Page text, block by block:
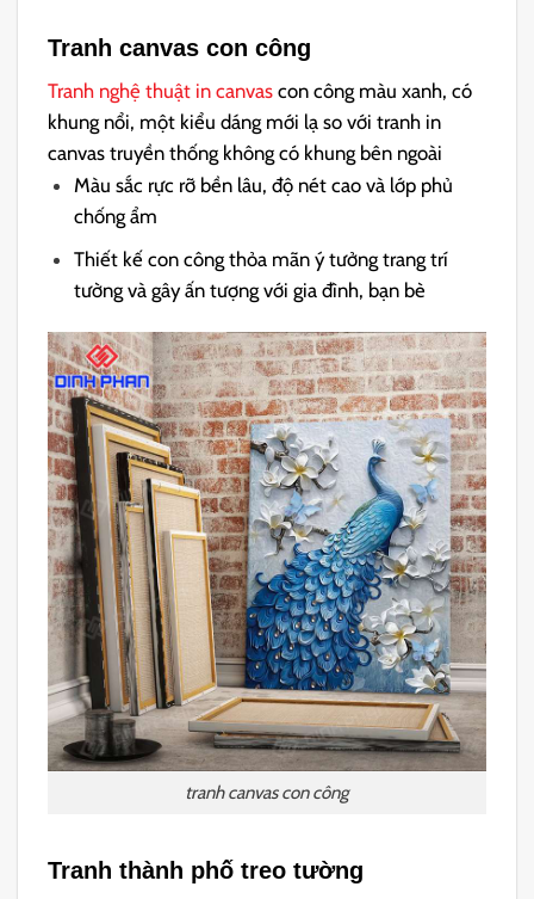
Tranh canvas con công
Tranh nghệ thuật in canvas con công màu xanh, có
khung nổi, một kiểu dáng mới lạ so với tranh in
canvas truyền thống không có khung bên ngoài
Màu sắc rực rỡ bền lâu, độ nét cao và lớp phủ
chống ẩm
Thiết kế con công thỏa mãn ý tưởng trang trí
tường và gây ấn tượng với gia đình, bạn bè
tranh canvas con công
Tranh thành phố treo tường